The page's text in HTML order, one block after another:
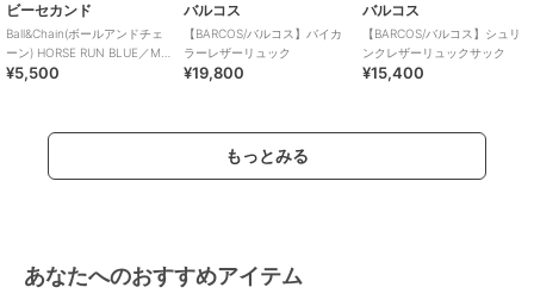
ビーセカンド
Ball&Chain(ボールアンドチェ
ーン) HORSE RUN BLUE／M
サイズ
¥5,500
バルコス
【BARCOS/バルコス】バイカ
ラーレザーリュック
¥19,800
バルコス
【BARCOS/バルコス】シュリ
ンクレザーリュックサック
¥15,400
もっとみる
あなたへのおすすめアイテム